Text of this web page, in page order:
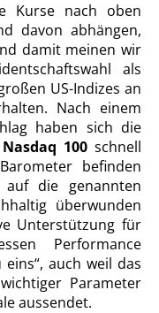
Kurse nach oben
davon abhängen,
damit meinen wir
als
US-Indizes an
Nach einem
haben sich die
Nasdaq 100 schnell
befinden
die genannten
überwunden
Unterstützung für
Performance
auch weil das
Parameter
aussendet.